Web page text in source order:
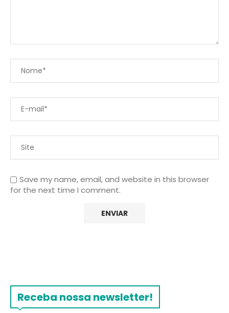
Save my name, email, and website in this browser
for the next time I comment.
Receba nossa newsletter!